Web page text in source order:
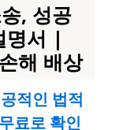
, 성공
명서 |
해 배상
적인 법적
료로 확인